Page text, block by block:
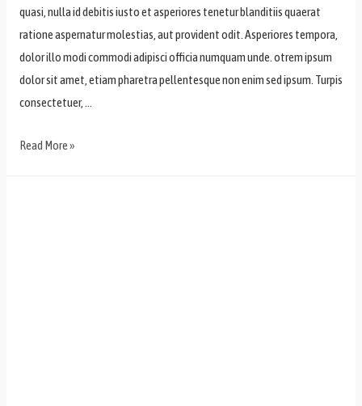
quasi, nulla id debitis iusto et asperiores tenetur blanditiis quaerat
ratione aspernatur molestias, aut provident odit. Asperiores tempora,
dolor illo modi commodi adipisci officia numquam unde. otrem ipsum
dolor sit amet, etiam pharetra pellentesque non enim sed ipsum. Turpis
consectetuer, …
Read More »